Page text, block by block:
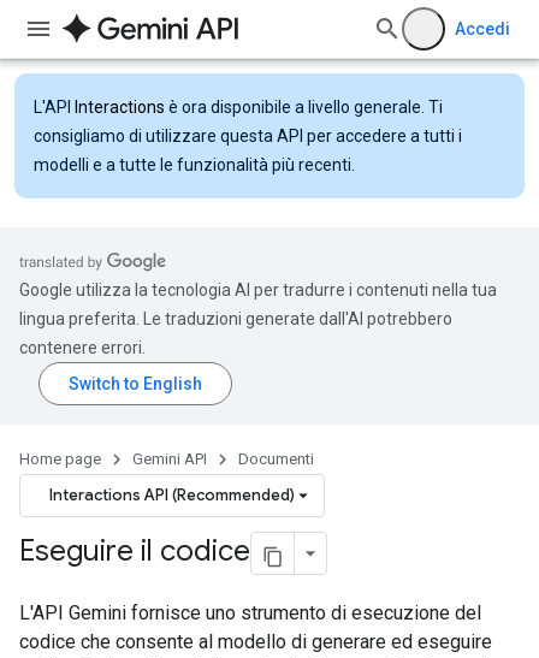
Accedi
L'API Interactions è ora disponibile a livello generale. Ti
consigliamo di utilizzare questa API per accedere a tutti i
modelli e a tutte le funzionalità più recenti.
Google utilizza la tecnologia AI per tradurre i contenuti nella tua
lingua preferita. Le traduzioni generate dall'AI potrebbero
contenere errori.
Home page Gemini API Documenti
Interactions API (Recommended)
Eseguire il codice
L'API Gemini fornisce uno strumento di esecuzione del
codice che consente al modello di generare ed eseguire